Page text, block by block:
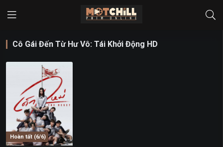
Cô Gái Đến Từ Hư Vô: Tái Khởi Động HD
Hoàn tất (6/6)